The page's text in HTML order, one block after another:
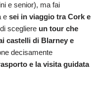
e senior), ma fai
e sei in viaggio tra Cork e
scegliere un tour che
castelli di Blarney e
decisamente
e la visita guidata